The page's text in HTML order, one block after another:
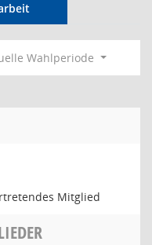
Wahlperiode
Mitglied